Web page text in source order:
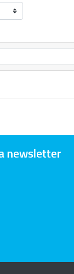
newsletter